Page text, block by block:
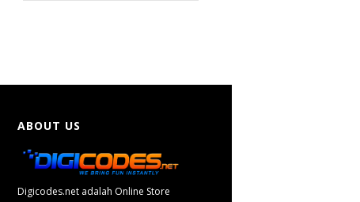
ABOUT US
Digicodes.net adalah Online Store